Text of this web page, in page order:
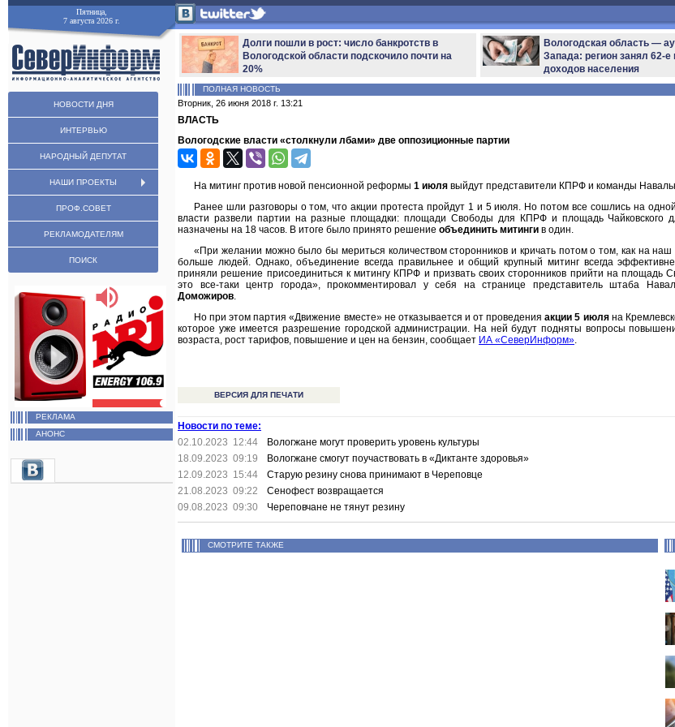
Пятница,
7 августа 2026 г.
НОВОСТИ ДНЯ
ИНТЕРВЬЮ
НАРОДНЫЙ ДЕПУТАТ
НАШИ ПРОЕКТЫ
ПРОФ.СОВЕТ
РЕКЛАМОДАТЕЛЯМ
ПОИСК
РЕКЛАМА
АНОНС
Долги пошли в рост: число банкротств в
Вологодской области подскочило почти на
20%
Вологодская область —
Запада: регион занял 62-е
доходов населения
ПОЛНАЯ НОВОСТЬ
Вторник, 26 июня 2018 г. 13:21
ВЛАСТЬ
Вологодские власти «столкнули лбами» две оппозиционные партии
На митинг против новой пенсионной реформы 1 июля выйдут представители КПРФ и команды
Ранее шли разговоры о том, что акции протеста пройдут 1 и 5 июля. Но потом все сошлись на
власти развели партии на разные площадки: площади Свободы для КПРФ и площадь Чайковского
назначены на 18 часов. В итоге было принято решение объединить митинги в один.
«При желании можно было бы мериться количеством сторонников и кричать потом о том, как на
больше людей. Однако, объединение всегда правильнее и общий крупный митинг всегда
приняли решение присоединиться к митингу КПРФ и призвать своих сторонников прийти на площадь
это все-таки центр города», прокомментировал у себя на странице представитель штаба
Доможиров.
Но при этом партия «Движение вместе» не отказывается и от проведенияакции 5 июляна
которое уже имеется разрешение городской администрации. На ней будут подняты вопросы
возраста, рост тарифов, повышение и цен на бензин, сообщает ИА «СеверИнформ».
ВЕРСИЯ ДЛЯ ПЕЧАТИ
Новости по теме:
02.10.2023 12:44
Вологжане могут проверить уровень культуры
18.09.2023 09:19
Вологжане смогут поучаствовать в «Диктанте здоровья»
12.09.2023 15:44
Старую резину снова принимают в Череповце
21.08.2023 09:22
Сенофест возвращается
09.08.2023 09:30
Череповчане не тянут резину
СМОТРИТЕ ТАКЖЕ